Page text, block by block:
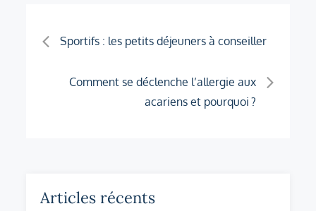
Navigation
de
Sportifs : les petits déjeuners à conseiller
Comment se déclenche l’allergie aux
acariens et pourquoi ?
Articles récents